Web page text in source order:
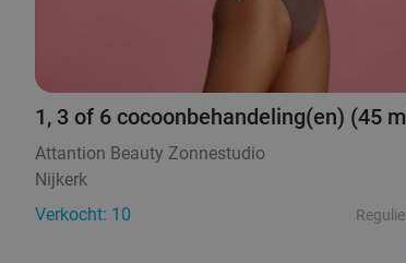
1, 3 of 6 cocoonbehandeling(en) (45
Attantion Beauty Zonnestudio
Nijkerk
Verkocht: 10